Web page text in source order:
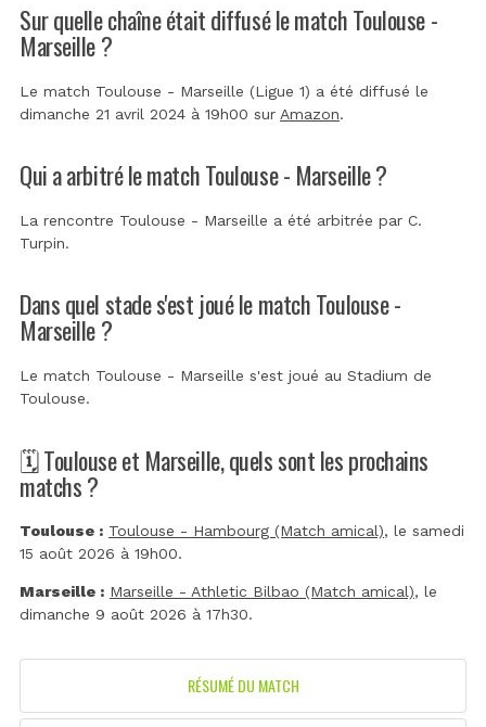
Sur quelle chaîne était diffusé le match Toulouse -
Marseille ?
Le match Toulouse - Marseille (Ligue 1) a été diffusé le
dimanche 21 avril 2024 à 19h00 sur Amazon.
Qui a arbitré le match Toulouse - Marseille ?
La rencontre Toulouse - Marseille a été arbitrée par C.
Turpin.
Dans quel stade s'est joué le match Toulouse -
Marseille ?
Le match Toulouse - Marseille s'est joué au Stadium de
Toulouse.
🗓️ Toulouse et Marseille, quels sont les prochains
matchs ?
Toulouse : Toulouse - Hambourg (Match amical), le samedi
15 août 2026 à 19h00.
Marseille : Marseille - Athletic Bilbao (Match amical), le
dimanche 9 août 2026 à 17h30.
RÉSUMÉ DU MATCH